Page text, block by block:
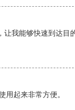
我能够快速到达目的
用起来非常方便。